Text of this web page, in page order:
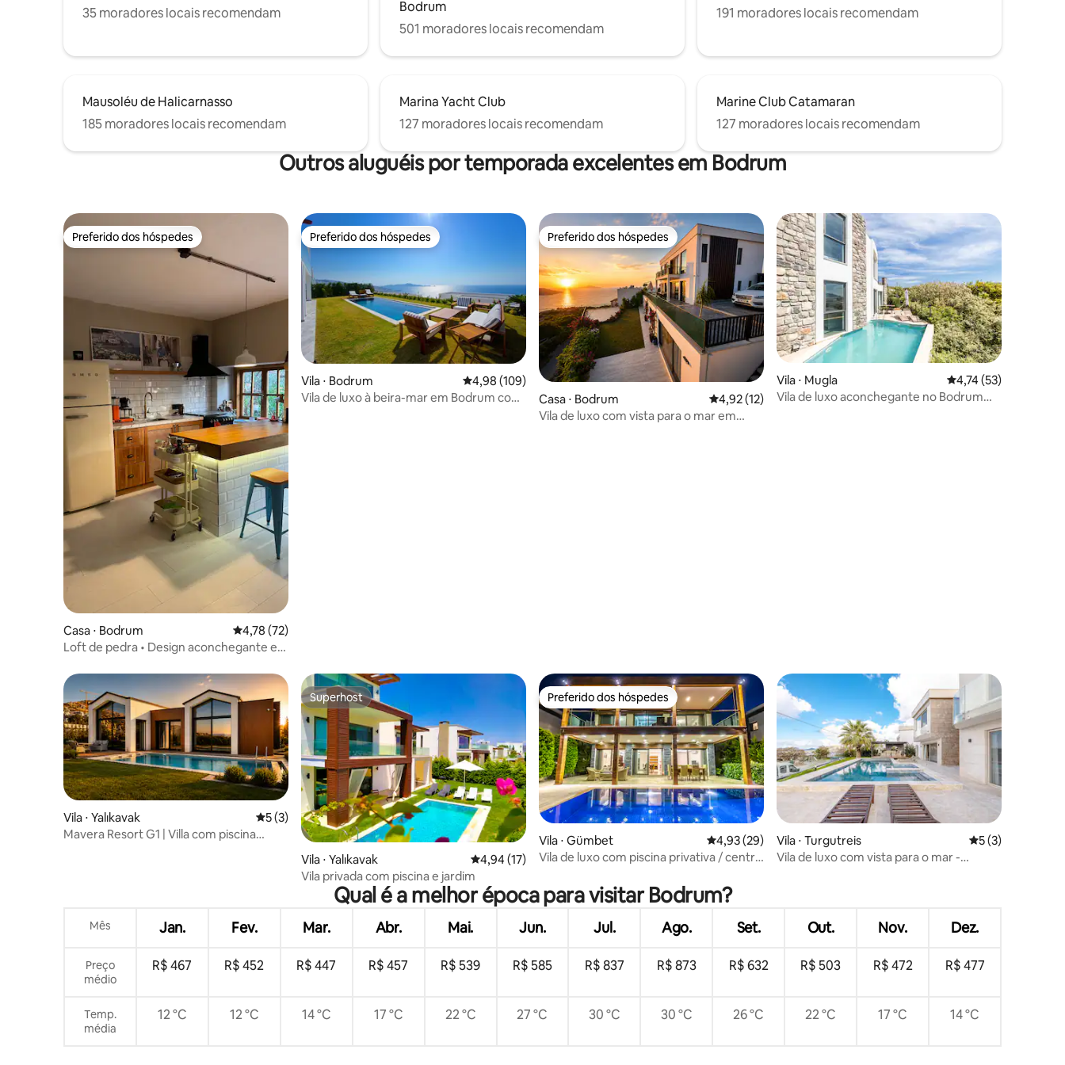
35 moradores locais recomendam
Bodrum
501 moradores locais recomendam
191 moradores locais recomendam
Mausoléu de Halicarnasso
185 moradores locais recomendam
Marina Yacht Club
127 moradores locais recomendam
Marine Club Catamaran
127 moradores locais recomendam
Outros aluguéis por temporada excelentes em Bodrum
Preferido dos hóspedes
Preferido dos hóspedes
Casa ⋅ Bodrum 4,78 de uma avaliação média de 5, 72 avaliações
4,78 (72)
Loft de pedra • Design aconchegante em
Preferido dos hóspedes
Preferido dos hóspedes
Vila ⋅ Bodrum 4,98 de uma avaliação média de 5, 109 avaliações
4,98 (109)
Vila de luxo à beira-mar em Bodrum com
Preferido dos hóspedes
Preferido dos hóspedes
Casa ⋅ Bodrum 4,92 de uma avaliação média de 5, 12 avaliações
4,92 (12)
Vila de luxo com vista para o mar em
Vila ⋅ Mugla 4,74 de uma
4,74 (53)
Vila de luxo aconchegante no Bodrum
Vila ⋅ Yalıkavak 5 de uma avaliação média de 5, 3 avaliações
5 (3)
Mavera Resort G1 | Villa com piscina
Superhost
Superhost
Vila ⋅ Yalıkavak 4,94 de uma avaliação média de 5, 17 avaliações
4,94 (17)
Vila privada com piscina e jardim
Preferido dos hóspedes
Preferido dos hóspedes
Vila ⋅ Gümbet 4,93 de uma avaliação média de 5, 29 avaliações
4,93 (29)
Vila de luxo com piscina privativa / central
Vila ⋅ Turgutreis 5 de uma
5 (3)
Vila de luxo com vista para o mar -
Qual é a melhor época para visitar Bodrum?
Mês Jan. Fev. Mar. Abr. Mai. Jun. Jul. Ago. Set. Out. Nov. Dez.
Preço
médio
R$ 467 R$ 452 R$ 447 R$ 457 R$ 539 R$ 585 R$ 837 R$ 873 R$ 632 R$ 503 R$ 472 R$ 477
Temp.
média
12 °C 12 °C 14 °C 17 °C 22 °C 27 °C 30 °C 30 °C 26 °C 22 °C 17 °C 14 °C